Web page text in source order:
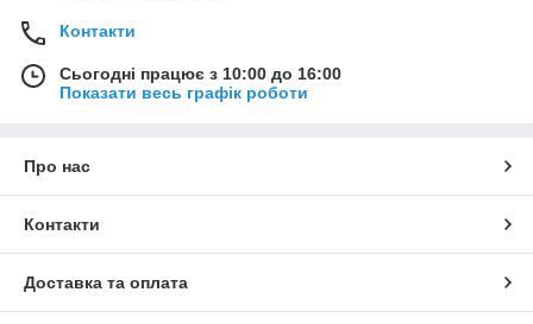
Контакти
Сьогодні працює з 10:00 до 16:00
Показати весь графік роботи
Про нас
Контакти
Доставка та оплата